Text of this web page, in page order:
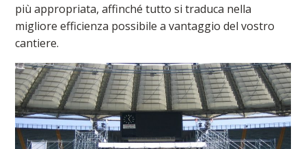
più appropriata, affinché tutto si traduca nella
migliore efficienza possibile a vantaggio del vostro
cantiere.